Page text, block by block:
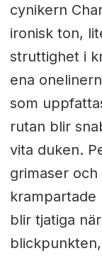
cynikern
ironisk ton,
struttighet i
ena
som
rutan blir
vita duken.
grimaser
krampartade
blir tjatiga